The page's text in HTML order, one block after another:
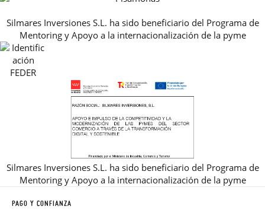
AVISO LEGAL, PRIVACIDAD Y COOKIES
GUIA DE TALLAS
REBAJAS
Silmares Inversiones S.L. ha sido beneficiario del Programa de
Mentoring y Apoyo a la internacionalización de la pyme
Silmares Inversiones S.L. ha sido beneficiario del Programa de
Mentoring y Apoyo a la internacionalización de la pyme
PAGO Y CONFIANZA